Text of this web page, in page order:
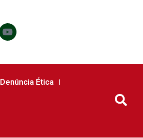
Denúncia Ética